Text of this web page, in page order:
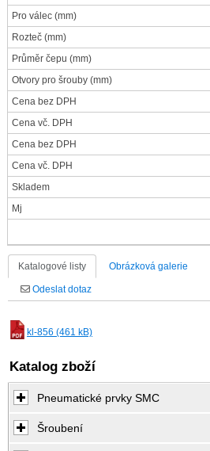
Pro válec (mm)
Rozteč (mm)
Průměr čepu (mm)
Otvory pro šrouby (mm)
Cena bez DPH
Cena vč. DPH
Cena bez DPH
Cena vč. DPH
Skladem
Mj
Katalogové listy Obrázková galerie
Odeslat dotaz
kl-856 (461 kB)
Katalog zboží
Pneumatické prvky SMC
Šroubení